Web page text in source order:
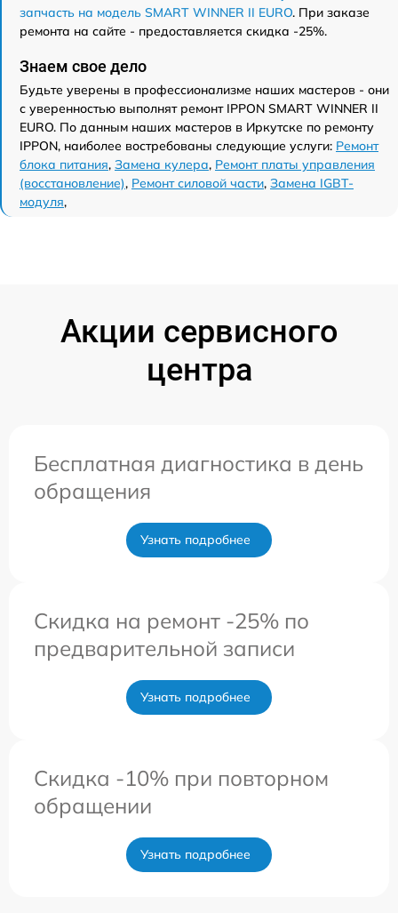
запчасть на модель SMART WINNER II EURO. При заказе
ремонта на сайте - предоставляется скидка -25%.
Знаем свое дело
Будьте уверены в профессионализме наших мастеров - они
с уверенностью выполнят ремонт IPPON SMART WINNER II
EURO. По данным наших мастеров в Иркутске по ремонту
IPPON, наиболее востребованы следующие услуги: Ремонт
блока питания, Замена кулера, Ремонт платы управления
(восстановление), Ремонт силовой части, Замена IGBT-
модуля,
Акции сервисного
центра
Бесплатная диагностика в день
обращения
Узнать подробнее
Скидка на ремонт -25% по
предварительной записи
Узнать подробнее
Скидка -10% при повторном
обращении
Узнать подробнее